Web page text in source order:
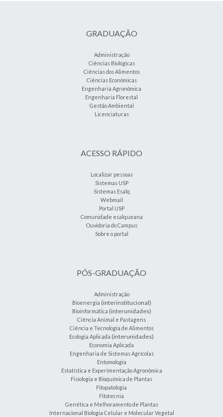
GRADUAÇÃO
Administração
Ciências Biológicas
Ciências dos Alimentos
Ciências Econômicas
Engenharia Agronômica
Engenharia Florestal
Gestão Ambiental
Licenciaturas
ACESSO RÁPIDO
Localizar pessoas
Sistemas USP
Sistemas Esalq
Webmail
Portal USP
Comunidade esalqueana
Ouvidoria do Campus
Sobre o portal
PÓS-GRADUAÇÃO
Administração
Bioenergia (interinstitucional)
Bioinformática (interunidades)
Ciência Animal e Pastagens
Ciência e Tecnologia de Alimentos
Ecologia Aplicada (interunidades)
Economia Aplicada
Engenharia de Sistemas Agrícolas
Entomologia
Estatística e Experimentação Agronômica
Fisiologia e Bioquímica de Plantas
Fitopatologia
Fitotecnia
Genética e Melhoramento de Plantas
Internacional Biologia Celular e Molecular Vegetal